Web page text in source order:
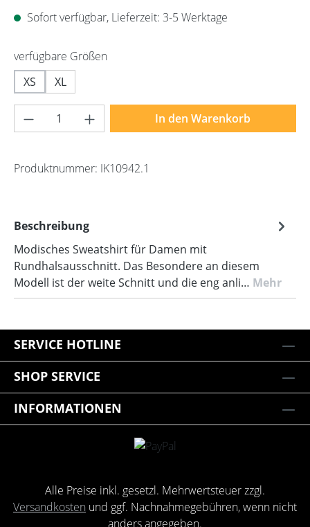
Sofort verfügbar, Lieferzeit: 3-5 Werktage
verfügbare Größenauswählen
XS
XL
Produkt Anzahl: Gib den gewünschten
In den Warenkorb
Produktnummer: IK10942.1
Beschreibung
Modisches Sweatshirt für Damen mit
Rundhalsausschnitt. Das Besondere an diesem
Modell ist der weite Schnitt und die eng anli… Mehr
SERVICE HOTLINE
SHOP SERVICE
INFORMATIONEN
Alle Preise inkl. gesetzl. Mehrwertsteuer zzgl.
Versandkosten und ggf. Nachnahmegebühren, wenn nicht
anders angegeben.